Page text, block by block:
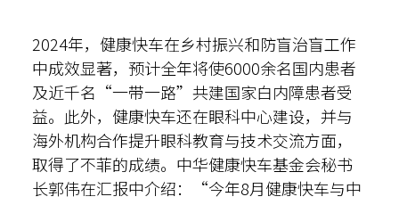
2024年，健康快车在乡村振兴和防盲治盲工作
中成效显著，预计全年将使6000余名国内患者
及近千名“一带一路”共建国家白内障患者受
益。此外，健康快车还在眼科中心建设，并与
海外机构合作提升眼科教育与技术交流方面，
取得了不菲的成绩。中华健康快车基金会秘书
长郭伟在汇报中介绍：“今年8月健康快车与中